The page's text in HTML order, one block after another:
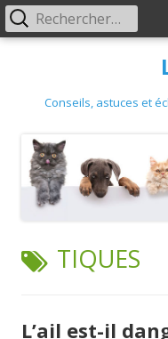
contentConseils, astuces et
Primary
Menu
TAG:
TIQUES
L’ail est-il